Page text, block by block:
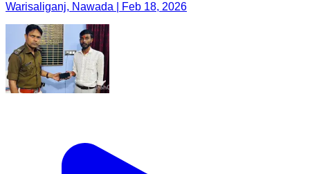
Warisaliganj, Nawada | Feb 18, 2026